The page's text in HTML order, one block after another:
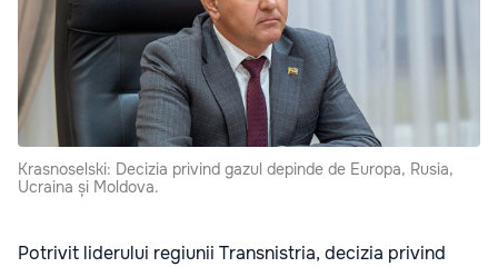
Krasnoselski: Decizia privind gazul depinde de Europa, Rusia,
Ucraina și Moldova.
Potrivit liderului regiunii Transnistria, decizia privind